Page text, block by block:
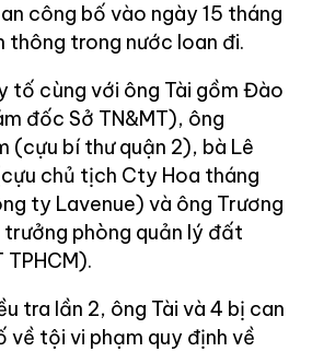
công bố vào ngày 15 tháng
thông trong nước loan đi.
tố cùng với ông Tài gồm Đào
đốc Sở TN&MT), ông
(cựu bí thư quận 2), bà Lê
chủ tịch Cty Hoa tháng
ty Lavenue) và ông Trương
phòng quản lý đất
TPHCM).
tra lần 2, ông Tài và 4 bị can
về tội vi phạm quy định về